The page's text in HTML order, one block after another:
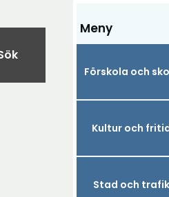
Meny
Förskola och
Kultur och
Stad och trafik